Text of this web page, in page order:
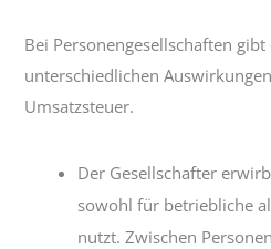
Bei Personengesellschaften
unterschiedlichen
Umsatzsteuer.
Der Gesellschafter
sowohl für betriebliche
nutzt. Zwischen